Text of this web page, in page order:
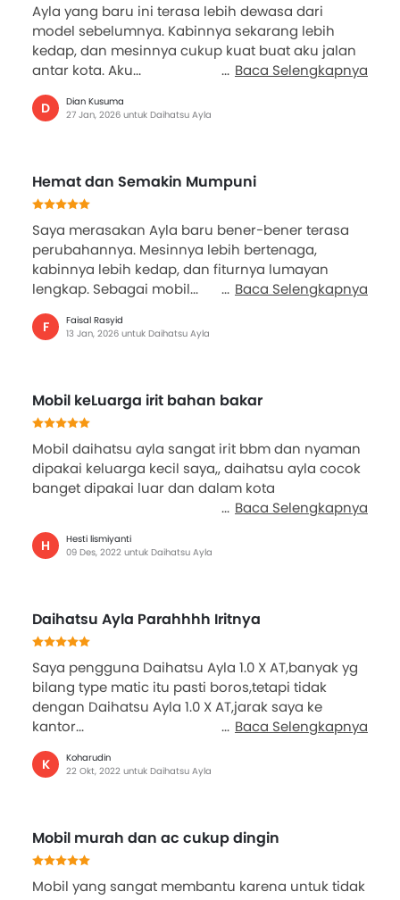
Ayla yang baru ini terasa lebih dewasa dari
model sebelumnya. Kabinnya sekarang lebih
kedap, dan mesinnya cukup kuat buat aku jalan
antar kota. Aku...
Baca Selengkapnya
D
Dian Kusuma
27 Jan, 2026 untuk Daihatsu Ayla
Hemat dan Semakin Mumpuni
Saya merasakan Ayla baru bener-bener terasa
perubahannya. Mesinnya lebih bertenaga,
kabinnya lebih kedap, dan fiturnya lumayan
lengkap. Sebagai mobil...
Baca Selengkapnya
F
Faisal Rasyid
13 Jan, 2026 untuk Daihatsu Ayla
Mobil keLuarga irit bahan bakar
Mobil daihatsu ayla sangat irit bbm dan nyaman
dipakai keluarga kecil saya,, daihatsu ayla cocok
banget dipakai luar dan dalam kota
Baca Selengkapnya
H
Hesti lismiyanti
09 Des, 2022 untuk Daihatsu Ayla
Daihatsu Ayla Parahhhh Iritnya
Saya pengguna Daihatsu Ayla 1.0 X AT,banyak yg
bilang type matic itu pasti boros,tetapi tidak
dengan Daihatsu Ayla 1.0 X AT,jarak saya ke
kantor...
Baca Selengkapnya
K
Koharudin
22 Okt, 2022 untuk Daihatsu Ayla
Mobil murah dan ac cukup dingin
Mobil yang sangat membantu karena untuk tidak